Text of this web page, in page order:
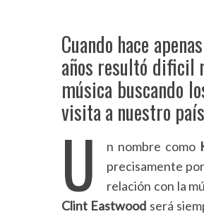
Cuando hace
años resultó dificil
música buscando
visita a nuestro
U n nombre como
precisamente
relación con la
Clint Eastwood será